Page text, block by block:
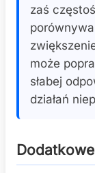
zaś
może
słabej
działań